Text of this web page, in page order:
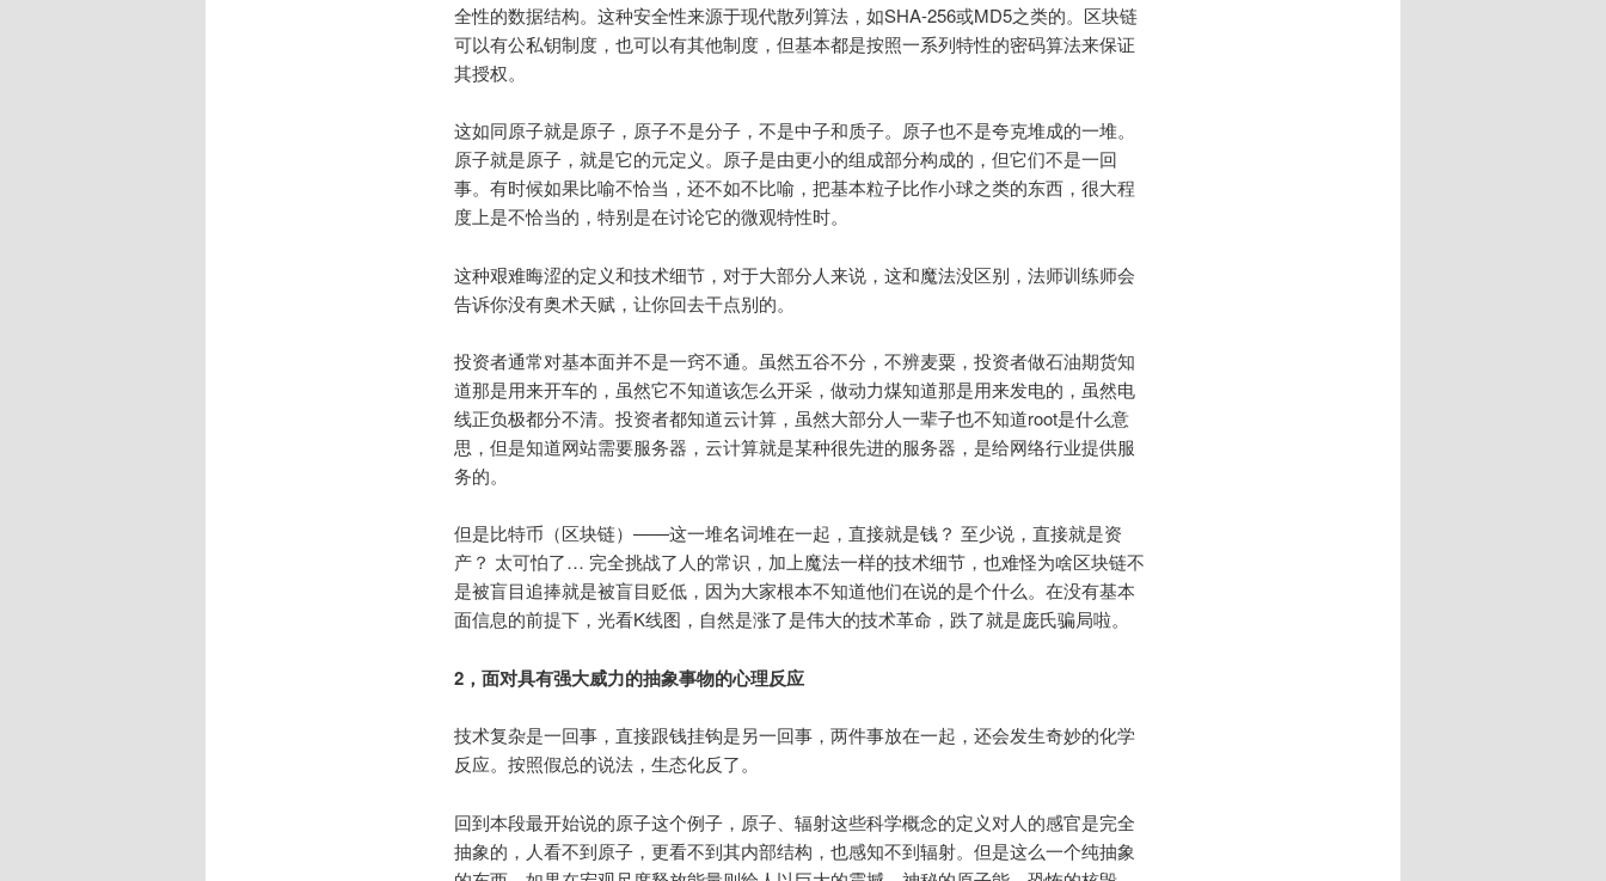
全性的数据结构。这种安全性来源于现代散列算法，如SHA-256或MD5之类的。区块链
可以有公私钥制度，也可以有其他制度，但基本都是按照一系列特性的密码算法来保证
其授权。
这如同原子就是原子，原子不是分子，不是中子和质子。原子也不是夸克堆成的一堆。
原子就是原子，就是它的元定义。原子是由更小的组成部分构成的，但它们不是一回
事。有时候如果比喻不恰当，还不如不比喻，把基本粒子比作小球之类的东西，很大程
度上是不恰当的，特别是在讨论它的微观特性时。
这种艰难晦涩的定义和技术细节，对于大部分人来说，这和魔法没区别，法师训练师会
告诉你没有奥术天赋，让你回去干点别的。
投资者通常对基本面并不是一窍不通。虽然五谷不分，不辨麦粟，投资者做石油期货知
道那是用来开车的，虽然它不知道该怎么开采，做动力煤知道那是用来发电的，虽然电
线正负极都分不清。投资者都知道云计算，虽然大部分人一辈子也不知道root是什么意
思，但是知道网站需要服务器，云计算就是某种很先进的服务器，是给网络行业提供服
务的。
但是比特币（区块链）——这一堆名词堆在一起，直接就是钱？ 至少说，直接就是资
产？ 太可怕了… 完全挑战了人的常识，加上魔法一样的技术细节，也难怪为啥区块链不
是被盲目追捧就是被盲目贬低，因为大家根本不知道他们在说的是个什么。在没有基本
面信息的前提下，光看K线图，自然是涨了是伟大的技术革命，跌了就是庞氏骗局啦。
2，面对具有强大威力的抽象事物的心理反应
技术复杂是一回事，直接跟钱挂钩是另一回事，两件事放在一起，还会发生奇妙的化学
反应。按照假总的说法，生态化反了。
回到本段最开始说的原子这个例子，原子、辐射这些科学概念的定义对人的感官是完全
抽象的，人看不到原子，更看不到其内部结构，也感知不到辐射。但是这么一个纯抽象